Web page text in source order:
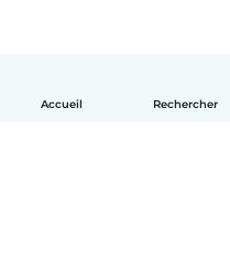
Accueil Rechercher